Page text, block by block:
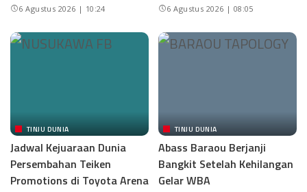
6 Agustus 2026 | 10:24 6 Agustus 2026 | 08:05
TINJU DUNIA
Jadwal Kejuaraan Dunia
Persembahan Teiken
Promotions di Toyota Arena
TINJU DUNIA
Abass Baraou Berjanji
Bangkit Setelah Kehilangan
Gelar WBA